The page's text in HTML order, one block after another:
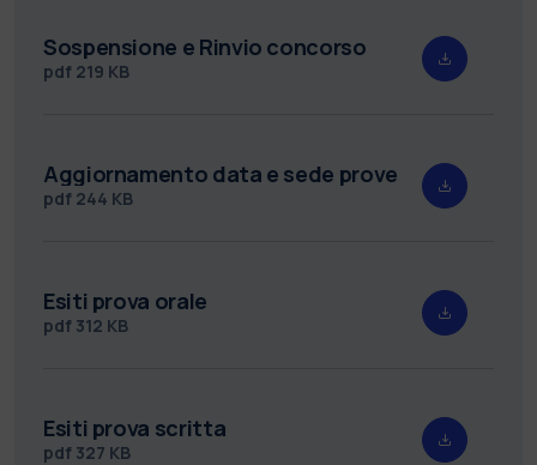
Sospensione e Rinvio concorso
pdf 219 KB
Aggiornamento data e sede prove
pdf 244 KB
Esiti prova orale
pdf 312 KB
Esiti prova scritta
pdf 327 KB